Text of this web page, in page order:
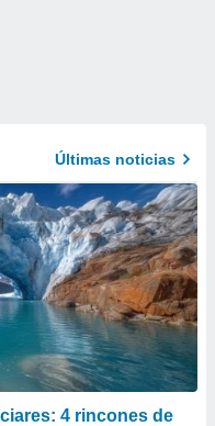
Últimas noticias
4 rincones de